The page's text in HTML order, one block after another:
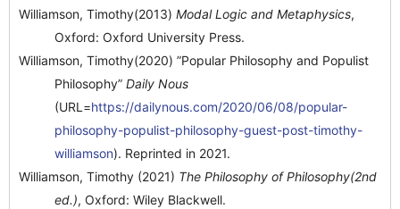
Williamson, Timothy(2013) Modal Logic and Metaphysics,
Oxford: Oxford University Press.
Williamson, Timothy(2020) ”Popular Philosophy and Populist
Philosophy” Daily Nous
(URL=https://dailynous.com/2020/06/08/popular-
philosophy-populist-philosophy-guest-post-timothy-
williamson). Reprinted in 2021.
Williamson, Timothy (2021) The Philosophy of Philosophy(2nd
ed.), Oxford: Wiley Blackwell.